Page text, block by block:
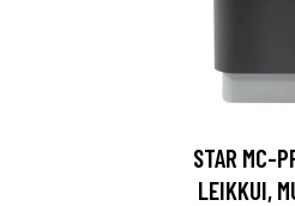
STAR MC-
LEIKKUI,